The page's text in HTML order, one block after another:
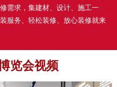
需求，集建材、设计、施工一
服务、轻松装修、放心装修就来
览会视频